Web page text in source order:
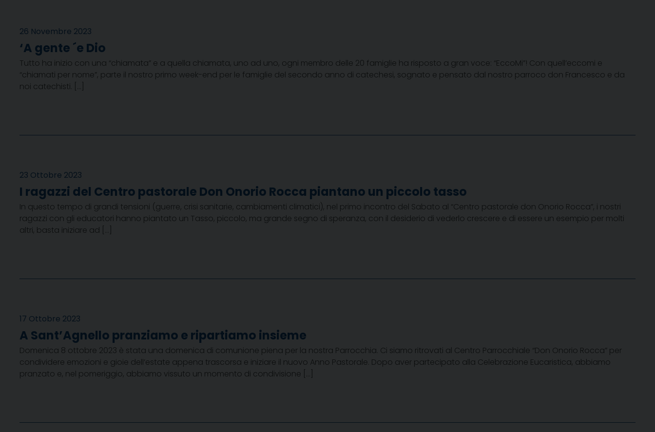
26 Novembre 2023
‘A gente ´e Dio
Tutto ha inizio con una “chiamata” e a quella chiamata, uno ad uno, ogni membro delle 20 famiglie ha risposto a gran voce: “EccoMi”! Con quell’eccomi e
“chiamati per nome”, parte il nostro primo week-end per le famiglie del secondo anno di catechesi, sognato e pensato dal nostro parroco don Francesco e da
noi catechisti. […]
23 Ottobre 2023
I ragazzi del Centro pastorale Don Onorio Rocca piantano un piccolo tasso
In questo tempo di grandi tensioni (guerre, crisi sanitarie, cambiamenti climatici), nel primo incontro del Sabato al “Centro pastorale don Onorio Rocca”, i nostri
ragazzi con gli educatori hanno piantato un Tasso, piccolo, ma grande segno di speranza, con il desiderio di vederlo crescere e di essere un esempio per molti
altri, basta iniziare ad […]
17 Ottobre 2023
A Sant’Agnello pranziamo e ripartiamo insieme
Domenica 8 ottobre 2023 è stata una domenica di comunione piena per la nostra Parrocchia. Ci siamo ritrovati al Centro Parrocchiale “Don Onorio Rocca” per
condividere emozioni e gioie dell’estate appena trascorsa e iniziare il nuovo Anno Pastorale. Dopo aver partecipato alla Celebrazione Eucaristica, abbiamo
pranzato e, nel pomeriggio, abbiamo vissuto un momento di condivisione […]